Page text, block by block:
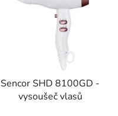
Sencor SHD 8100GD -
vysoušeč vlasů